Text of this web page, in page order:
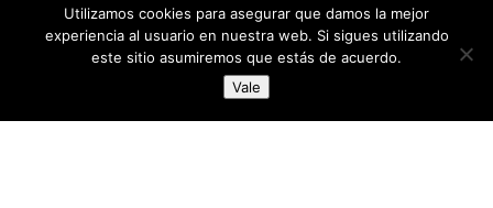
directoresdeseguridad.es
Diseñado por Centro Andaluz de Estudios y Entrenamiento
Utilizamos cookies para asegurar que damos la mejor
experiencia al usuario en nuestra web. Si sigues utilizando
este sitio asumiremos que estás de acuerdo.
Vale